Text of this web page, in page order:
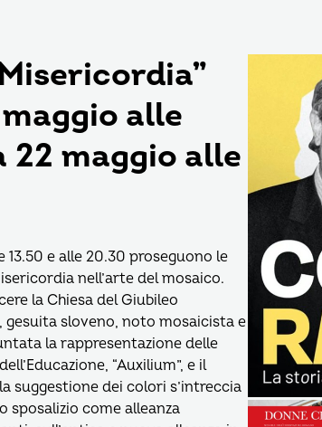
alle
22 maggio alle
13.50 e alle 20.30 proseguono le
nell’arte del mosaico.
la Chiesa del Giubileo
gesuita sloveno, noto mosaicista e
la rappresentazione delle
“Auxilium”, e il
suggestione dei colori s’intreccia
come alleanza